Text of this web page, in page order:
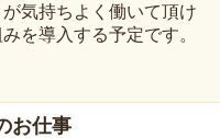
気持ちよく働いて頂け
を導入する予定です。
お仕事